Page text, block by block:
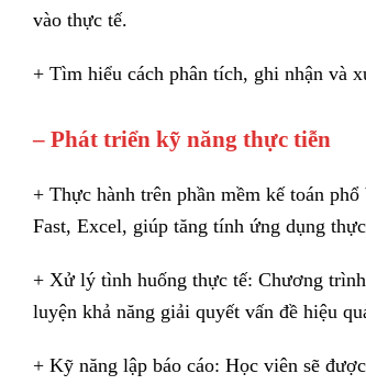
vào thực tế.
+ Tìm hiểu cách phân tích, ghi nhận và
– Phát triển kỹ năng thực tiễn
+ Thực hành trên phần mềm kế toán
Fast, Excel, giúp tăng tính ứng dụng
+ Xử lý tình huống thực tế: Chương
luyện khả năng giải quyết vấn đề hiệu
+ Kỹ năng lập báo cáo: Học viên sẽ